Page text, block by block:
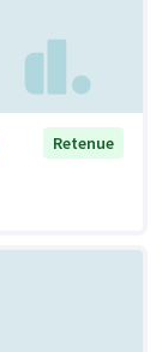
Retenue